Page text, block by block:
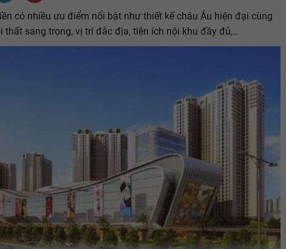
có nhiều ưu điểm nổi bật như thiết kế châu Âu hiện đại cùng
thất sang trọng, vị trí đắc địa, tiện ích nội khu đầy đủ,…